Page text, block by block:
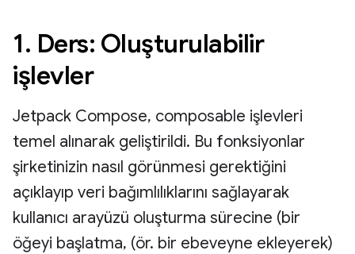
1. Ders: Oluşturulabilir
işlevler
Jetpack Compose, composable işlevleri
temel alınarak geliştirildi. Bu fonksiyonlar
şirketinizin nasıl görünmesi gerektiğini
açıklayıp veri bağımlılıklarını sağlayarak
kullanıcı arayüzü oluşturma sürecine (bir
öğeyi başlatma, (ör. bir ebeveyne ekleyerek)